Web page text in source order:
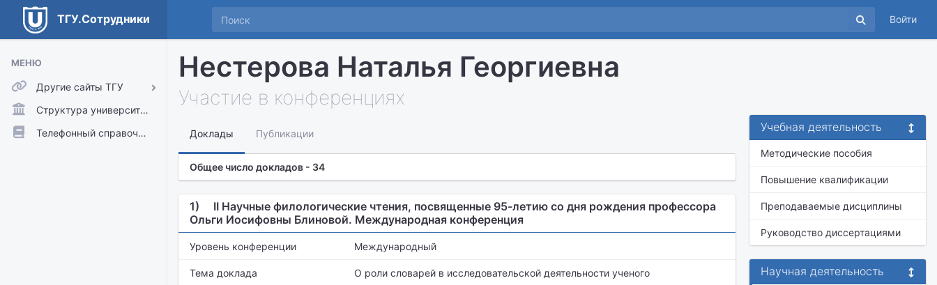
ТГУ.Сотрудники Войти
МЕНЮ
Другие сайты ТГУ
ТГУ.Аккаунты
ТГУ.Расписание
Структура университета
Телефонный справочник
Нестерова Наталья Георгиевна
Участие в конференциях
Доклады Публикации
Общее число докладов - 34
1)
II Научные филологические чтения, посвященные 95-летию со дня рождения профессора
Ольги Иосифовны Блиновой. Международная конференция
Уровень конференции Международный
Тема доклада О роли словарей в исследовательской деятельности ученого
Учебная деятельность
Методические пособия
Повышение квалификации
Преподаваемые дисциплины
Руководство диссертациями
Научная деятельность